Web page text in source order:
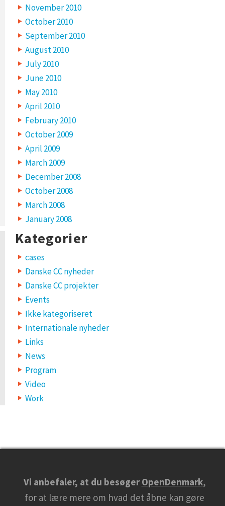
November 2010
October 2010
September 2010
August 2010
July 2010
June 2010
May 2010
April 2010
February 2010
October 2009
April 2009
March 2009
December 2008
October 2008
March 2008
January 2008
Kategorier
cases
Danske CC nyheder
Danske CC projekter
Events
Ikke kategoriseret
Internationale nyheder
Links
News
Program
Video
Work
Vi anbefaler, at du besøgerOpenDenmark,
for at lære mere om hvad det åbne kan gøre